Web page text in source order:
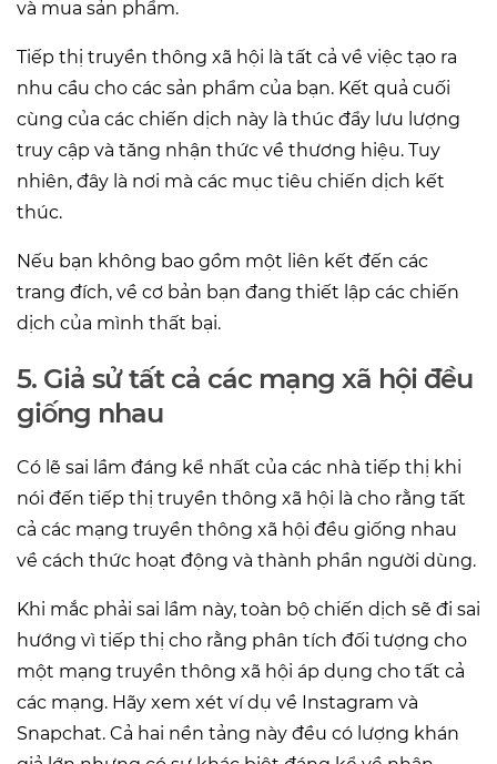
và mua sản phẩm.
Tiếp thị truyền thông xã hội là tất cả về việc tạo ra
nhu cầu cho các sản phẩm của bạn. Kết quả cuối
cùng của các chiến dịch này là thúc đẩy lưu lượng
truy cập và tăng nhận thức về thương hiệu. Tuy
nhiên, đây là nơi mà các mục tiêu chiến dịch kết
thúc.
Nếu bạn không bao gồm một liên kết đến các
trang đích, về cơ bản bạn đang thiết lập các chiến
dịch của mình thất bại.
5. Giả sử tất cả các mạng xã hội đều
giống nhau
Có lẽ sai lầm đáng kể nhất của các nhà tiếp thị khi
nói đến tiếp thị truyền thông xã hội là cho rằng tất
cả các mạng truyền thông xã hội đều giống nhau
về cách thức hoạt động và thành phần người dùng.
Khi mắc phải sai lầm này, toàn bộ chiến dịch sẽ đi sai
hướng vì tiếp thị cho rằng phân tích đối tượng cho
một mạng truyền thông xã hội áp dụng cho tất cả
các mạng. Hãy xem xét ví dụ về Instagram và
Snapchat. Cả hai nền tảng này đều có lượng khán